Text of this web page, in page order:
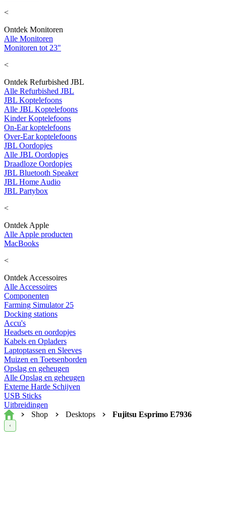
<
Ontdek Monitoren
Alle Monitoren
Monitoren tot 23"
<
Ontdek Refurbished JBL
Alle Refurbished JBL
JBL Koptelefoons
Alle JBL Koptelefoons
Kinder Koptelefoons
On-Ear koptelefoons
Over-Ear koptelefoons
JBL Oordopjes
Alle JBL Oordopjes
Draadloze Oordopjes
JBL Bluetooth Speaker
JBL Home Audio
JBL Partybox
<
Ontdek Apple
Alle Apple producten
MacBooks
<
Ontdek Accessoires
Alle Accessoires
Componenten
Farming Simulator 25
Docking stations
Accu's
Headsets en oordopjes
Kabels en Opladers
Laptoptassen en Sleeves
Muizen en Toetsenborden
Opslag en geheugen
Alle Opslag en geheugen
Externe Harde Schijven
USB Sticks
Uitbreidingen
Home
Shop Desktops Fujitsu Esprimo E7936